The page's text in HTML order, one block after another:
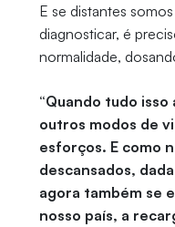
E se distantes
diagnosticar, é
normalidade,
“Quando tudo
outros modos de
esforços. E como
descansados,
agora também se
nosso país, a